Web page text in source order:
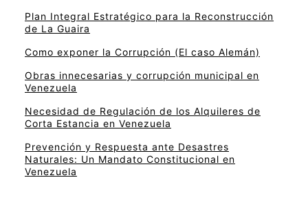
Plan Integral Estratégico para la Reconstrucción
de La Guaira
Como exponer la Corrupción (El caso Alemán)
Obras innecesarias y corrupción municipal en
Venezuela
Necesidad de Regulación de los Alquileres de
Corta Estancia en Venezuela
Prevención y Respuesta ante Desastres
Naturales: Un Mandato Constitucional en
Venezuela